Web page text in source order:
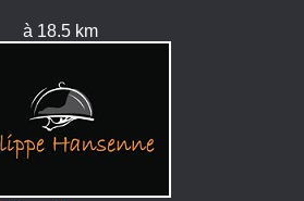
à 18.5 km